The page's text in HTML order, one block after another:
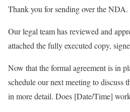
Thank you for sending over the NDA.
Our legal team has reviewed and
attached the fully executed copy,
Now that the formal agreement is in
schedule our next meeting to discuss
in more detail. Does [Date/Time]